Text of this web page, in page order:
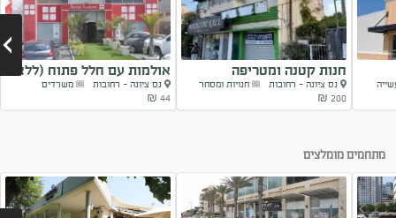
חנות קטנה ומטריפה
נס ציונה - רחובות
חנויות ומסחר
200 ₪
אולמות עם חלל פתוח (ללא...
נס ציונה - רחובות
משרדים
44 ₪
מתחמים מומלצים